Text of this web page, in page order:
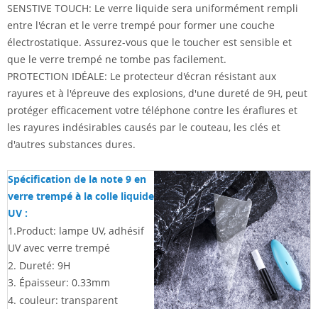
SENSTIVE TOUCH: Le verre liquide sera uniformément rempli
entre l'écran et le verre trempé pour former une couche
électrostatique. Assurez-vous que le toucher est sensible et
que le verre trempé ne tombe pas facilement.
PROTECTION IDÉALE: Le protecteur d'écran résistant aux
rayures et à l'épreuve des explosions, d'une dureté de 9H, peut
protéger efficacement votre téléphone contre les éraflures et
les rayures indésirables causés par le couteau, les clés et
d'autres substances dures.
Spécification de la note 9 en
verre trempé à la colle liquide
UV :
1.Product: lampe UV, adhésif
UV avec verre trempé
2. Dureté: 9H
3. Épaisseur: 0.33mm
4. couleur: transparent